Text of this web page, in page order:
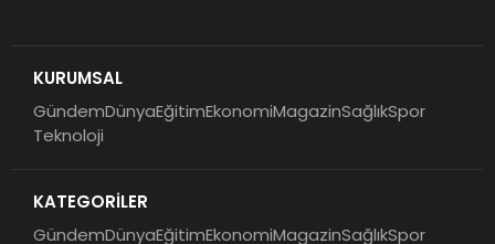
KURUMSAL
GündemDünyaEğitimEkonomiMagazinSağlıkSpor
Teknoloji
KATEGORİLER
GündemDünyaEğitimEkonomiMagazinSağlıkSpor